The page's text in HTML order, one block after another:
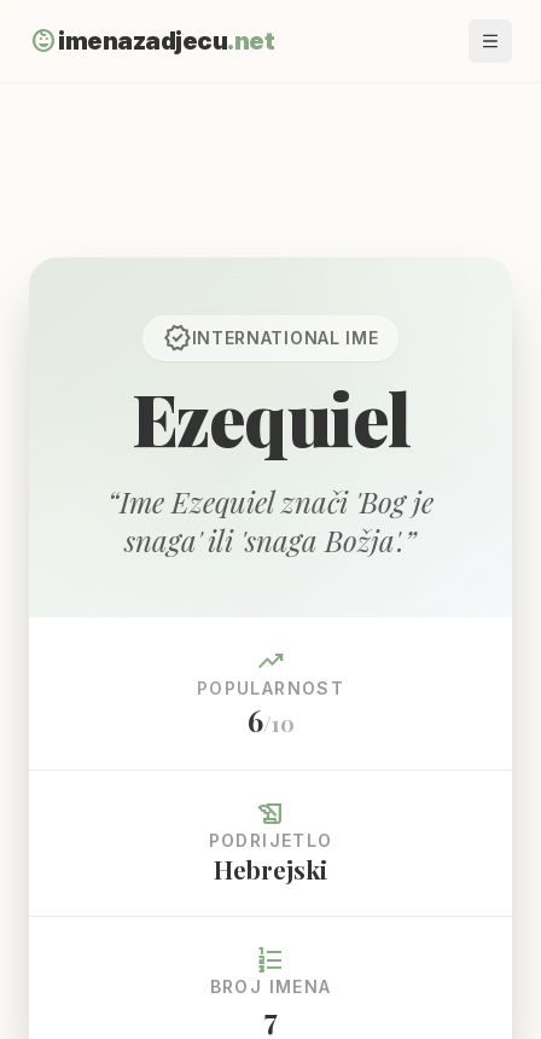
child_careimenazadjecu.net
verifiedINTERNATIONAL IME
Ezequiel
“Ime Ezequiel znači 'Bog je
snaga' ili 'snaga Božja'.”
trending_up
POPULARNOST
6/10
history_edu
PODRIJETLO
Hebrejski
format_list_numbered
BROJ IMENA
7